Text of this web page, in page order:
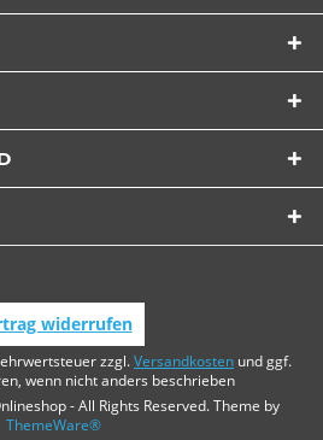
widerrufen
zzgl.Versandkosten und ggf.
wenn nicht anders beschrieben
- All Rights Reserved. Theme by
ThemeWare®